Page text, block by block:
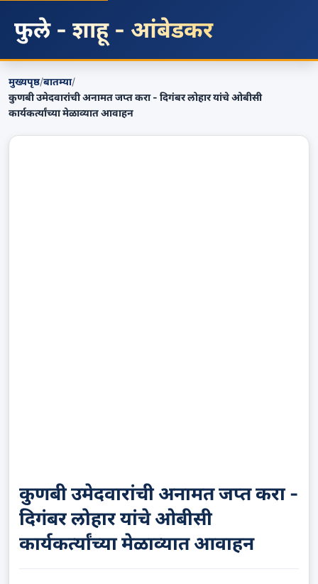
फुले - शाहू - आंबेडकर
मुख्यपृष्ठ/बातम्या/
कुणबी उमेदवारांची अनामत जप्त करा - दिगंबर लोहार यांचे ओबीसी
कार्यकर्त्यांच्या मेळाव्यात आवाहन
कुणबी उमेदवारांची अनामत जप्त करा -
दिगंबर लोहार यांचे ओबीसी
कार्यकर्त्यांच्या मेळाव्यात आवाहन